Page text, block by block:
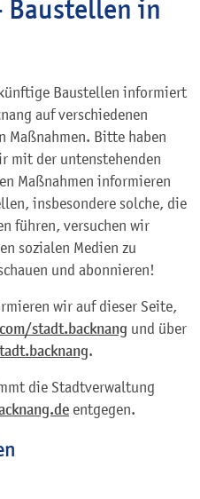
Baustellen in
Baustellen informiert
auf verschiedenen
Maßnahmen. Bitte haben
mit der untenstehenden
Maßnahmen informieren
insbesondere solche, die
führen, versuchen wir
sozialen Medien zu
und abonnieren!
wir auf dieser Seite,
stadt.backnang und über
.
die Stadtverwaltung
entgegen.